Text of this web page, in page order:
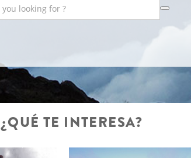
¿QUÉ TE INTERESA?